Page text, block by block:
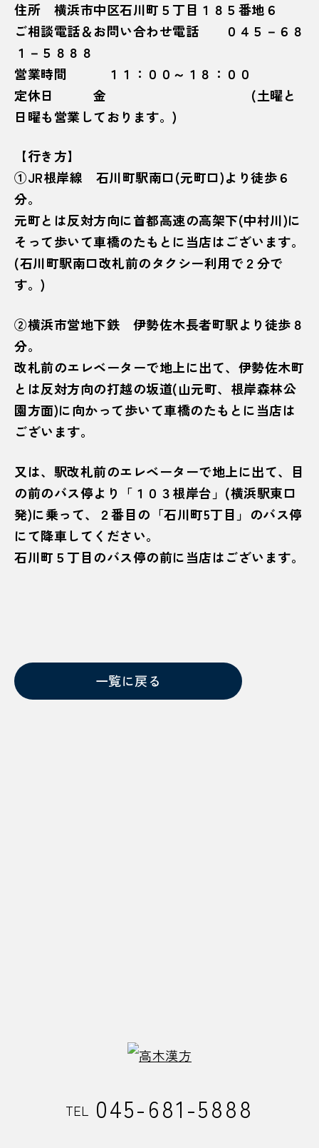
住所 横浜市中区石川町５丁目１８５番地６
ご相談電話＆お問い合わせ電話 ０４５－６８
１－５８８８
営業時間 １１：００～１８：００
定休日 金 (土曜と
日曜も営業しております。)
【行き方】
①JR根岸線 石川町駅南口(元町口)より徒歩６
分。
元町とは反対方向に首都高速の高架下(中村川)に
そって歩いて車橋のたもとに当店はございます。
(石川町駅南口改札前のタクシー利用で２分で
す。)
②横浜市営地下鉄 伊勢佐木長者町駅より徒歩８
分。
改札前のエレベーターで地上に出て、伊勢佐木町
とは反対方向の打越の坂道(山元町、根岸森林公
園方面)に向かって歩いて車橋のたもとに当店は
ございます。
又は、駅改札前のエレベーターで地上に出て、目
の前のバス停より「１０３根岸台」(横浜駅東口
発)に乗って、２番目の「石川町5丁目」のバス停
にて降車してください。
石川町５丁目のバス停の前に当店はございます。
一覧に戻る
TEL 045-681-5888